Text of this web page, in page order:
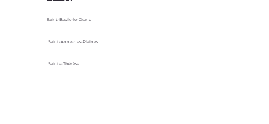
Saint-Basile-le-Grand
Saint-Anne-des-Plaines
Sainte-Thérèse